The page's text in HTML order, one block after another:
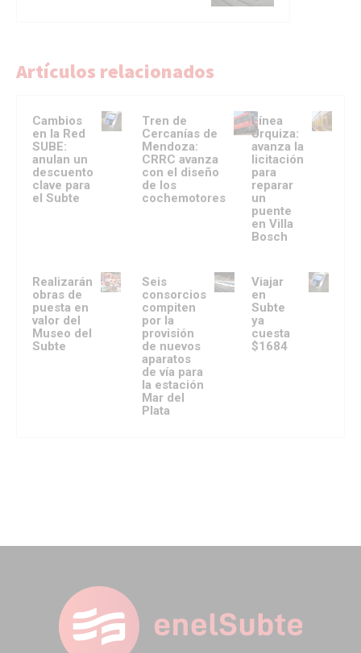
Artículos relacionados
Cambios
en la Red
SUBE:
anulan un
descuento
clave para
el Subte
Tren de
Cercanías de
Mendoza:
CRRC avanza
con el diseño
de los
cochemotores
Línea
Urquiza:
avanza la
licitación
para
reparar
un
puente
en Villa
Bosch
Realizarán
obras de
puesta en
valor del
Museo del
Subte
Seis
consorcios
compiten
por la
provisión
de nuevos
aparatos
de vía para
la estación
Mar del
Plata
Viajar
en
Subte
ya
cuesta
$1684